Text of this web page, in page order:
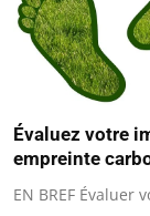
Évaluez votre
empreinte
EN BREF